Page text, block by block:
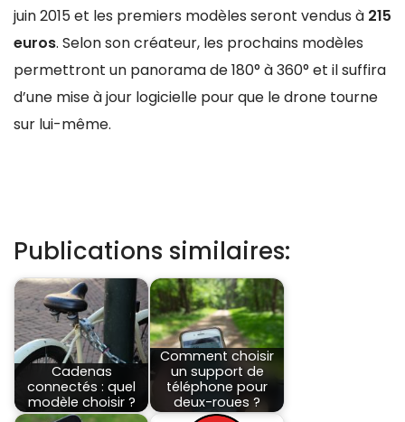
juin 2015 et les premiers modèles seront vendus à 215
euros. Selon son créateur, les prochains modèles
permettront un panorama de 180° à 360° et il suffira
d’une mise à jour logicielle pour que le drone tourne
sur lui-même.
Publications similaires:
Cadenas
connectés : quel
modèle choisir ?
Comment choisir
un support de
téléphone pour
deux-roues ?